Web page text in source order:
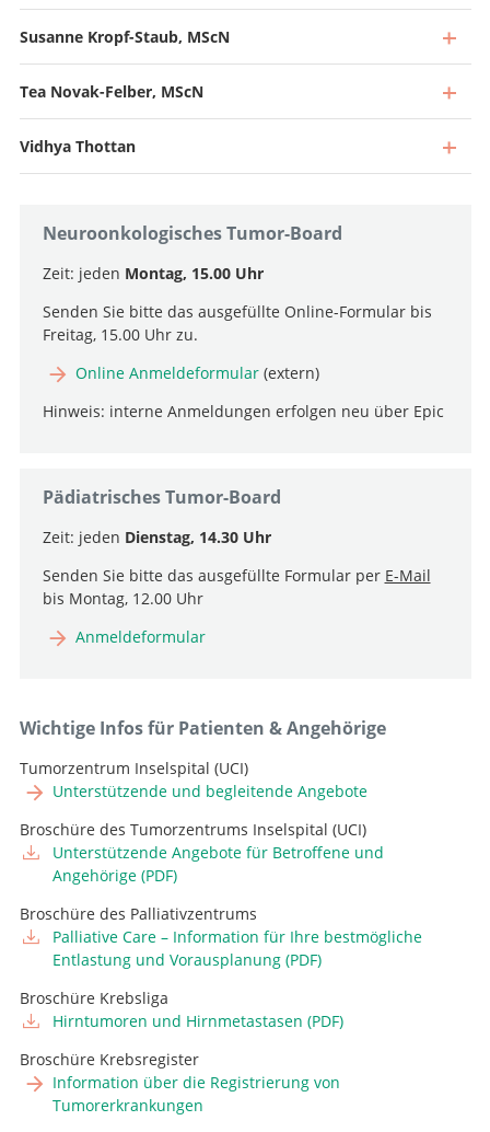
Direktor und Chefarzt
Zum Profil
Oberärztin, Leiterin Kinderneurochirurgie
Susanne Kropf-Staub, MScN
+41 31 664 04 03
E-Mail
Tea Novak-Felber, MScN
Pflegeexpertin APN, Team Tumor
+41 31 66 4 04 05
Vidhya Thottan
+41 31 664 42 90
Neuroonkologisches Tumor-Board
Zeit: jeden Montag, 15.00 Uhr
Senden Sie bitte das ausgefüllte Online-Formular bis
Freitag, 15.00 Uhr zu.
Online Anmeldeformular(extern)
Hinweis: interne Anmeldungen erfolgen neu über Epic
Pädiatrisches Tumor-Board
Zeit: jeden Dienstag, 14.30 Uhr
Senden Sie bitte das ausgefüllte Formular per E-Mail
bis Montag, 12.00 Uhr
Anmeldeformular
Wichtige Infos für Patienten & Angehörige
Tumorzentrum Inselspital (UCI)
Unterstützende und begleitende Angebote
Broschüre des Tumorzentrums Inselspital (UCI)
Unterstützende Angebote für Betroffene und
Angehörige (PDF)
Broschüre des Palliativzentrums
Palliative Care – Information für Ihre bestmögliche
Entlastung und Vorausplanung (PDF)
Broschüre Krebsliga
Hirntumoren und Hirnmetastasen (PDF)
Broschüre Krebsregister
Information über die Registrierung von
Tumorerkrankungen